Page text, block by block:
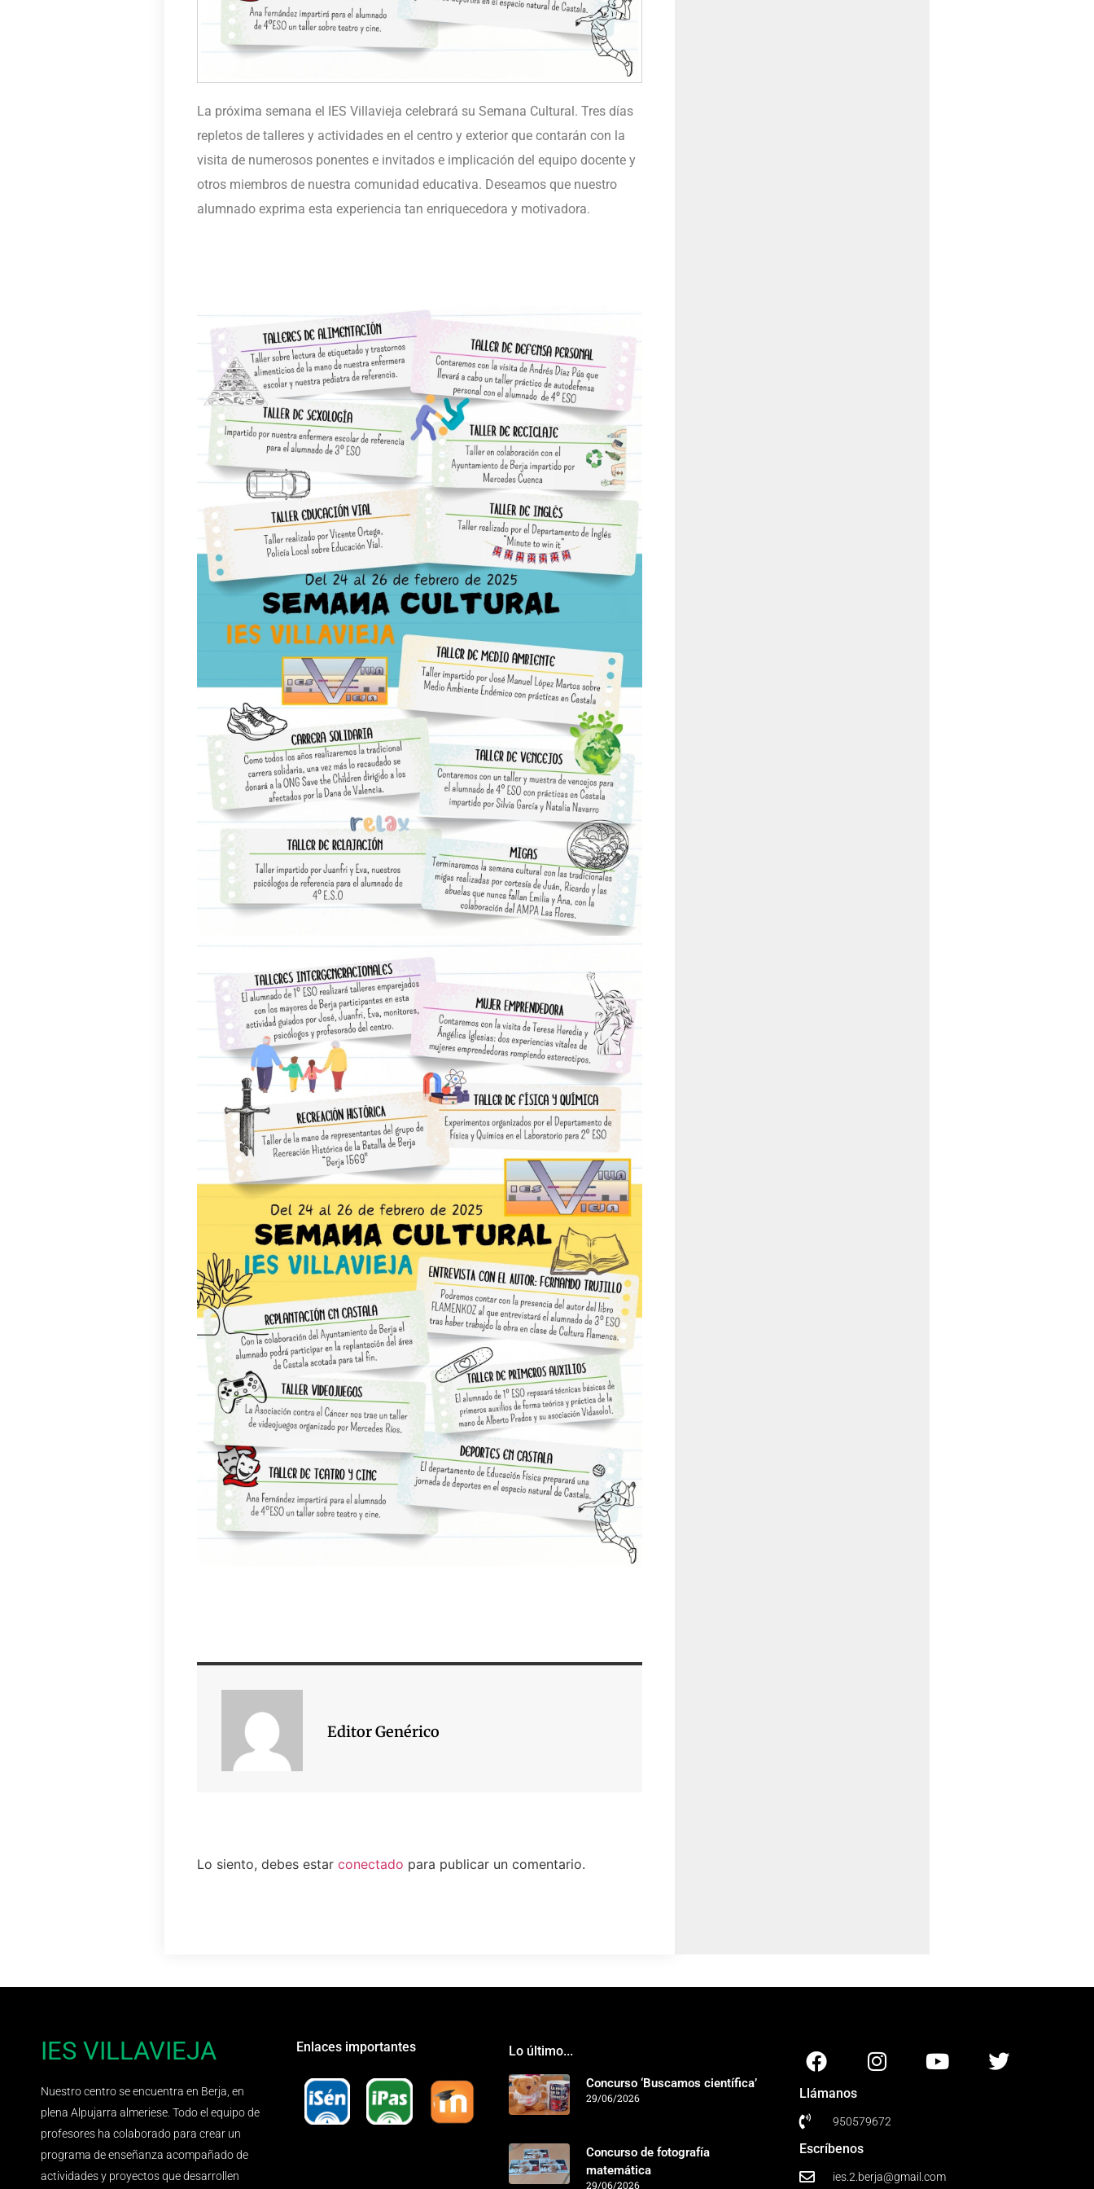
La próxima semana el IES Villavieja celebrará su Semana Cultural. Tres días
repletos de talleres y actividades en el centro y exterior que contarán con la
visita de numerosos ponentes e invitados e implicación del equipo docente y
otros miembros de nuestra comunidad educativa. Deseamos que nuestro
alumnado exprima esta experiencia tan enriquecedora y motivadora.
Editor Genérico
Lo siento, debes estar conectado para publicar un comentario.
IES VILLAVIEJA
Nuestro centro se encuentra en Berja, en
plena Alpujarra almeriese. Todo el equipo de
profesores ha colaborado para crear un
programa de enseñanza acompañado de
actividades y proyectos que desarrollen
Enlaces importantes Lo último...
Concurso ‘Buscamos científica’
29/06/2026
Concurso de fotografía
matemática
29/06/2026
Llámanos
950579672
Escríbenos
ies.2.berja@gmail.com